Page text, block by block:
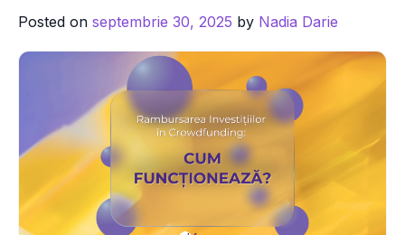
Posted on septembrie 30, 2025 by Nadia Darie